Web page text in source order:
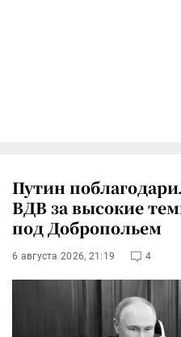
Путин
ВДВ за высокие
под Добропольем
6 августа 2026, 21:19 4